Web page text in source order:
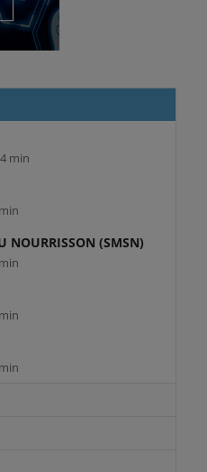
min
NOURRISSON (SMSN)